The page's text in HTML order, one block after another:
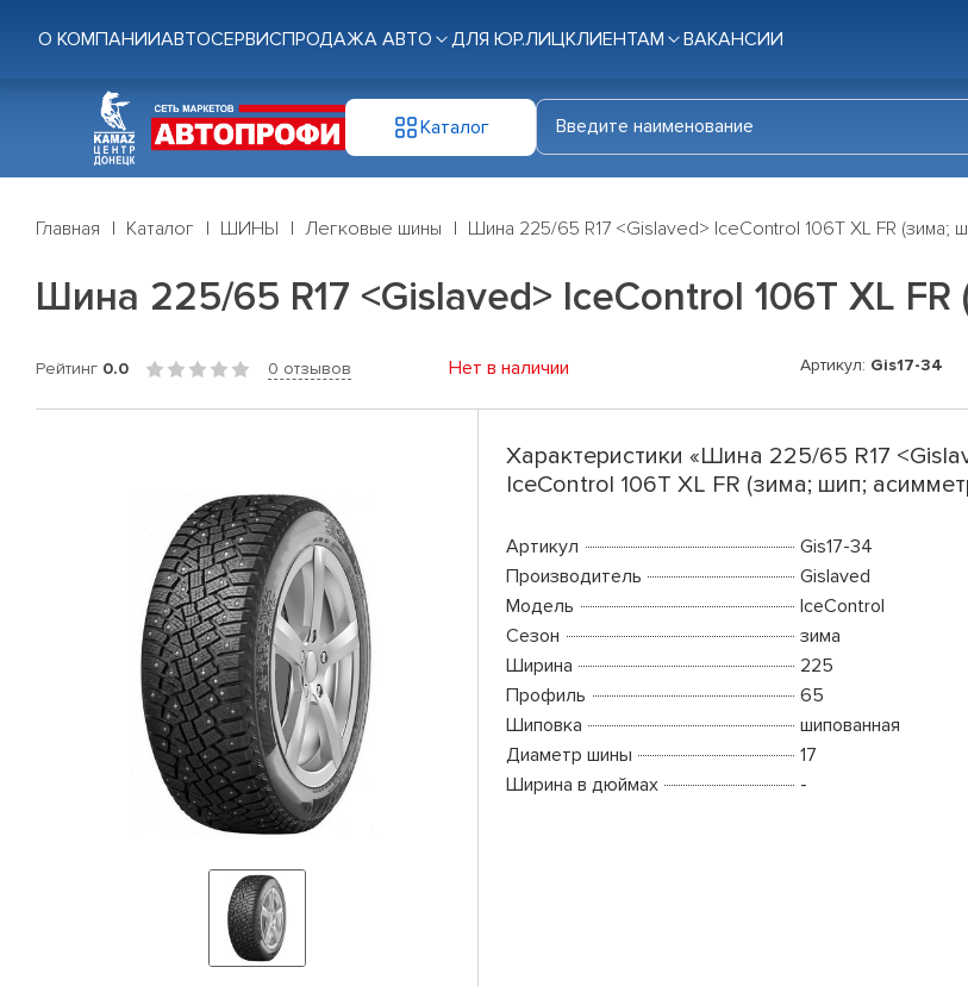
О КОМПАНИИАВТОСЕРВИСПРОДАЖА АВТО ДЛЯ ЮР.ЛИЦКЛИЕНТАМ ВАКАНСИИ
Каталог
Главная Каталог ШИНЫ Легковые шины Шина 225/65 R17 <Gislaved> IceControl 106T XL FR (зима;
Шина 225/65 R17 <Gislaved> IceControl 106T XL
Рейтинг 0.0 0 отзывов Нет в наличии Артикул: Gis17-34
Характеристики «Шина 225/65 R17
IceControl 106T XL FR (зима; шип;
Артикул
Gis17-34
Производитель
Gislaved
Модель
IceControl
Сезон
зима
Ширина
225
Профиль
65
Шиповка
шипованная
Диаметр шины
17
Ширина в дюймах
-